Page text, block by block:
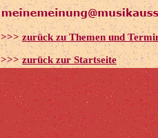
>>>zurück zu Themen und
>>>zurück zur Startseite